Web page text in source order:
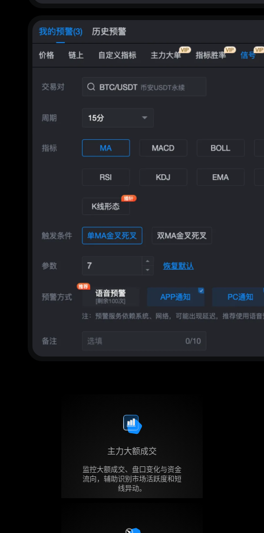
主力大额成交
监控大额成交、盘口变化与资金
流向，辅助识别市场活跃度和短
线异动。